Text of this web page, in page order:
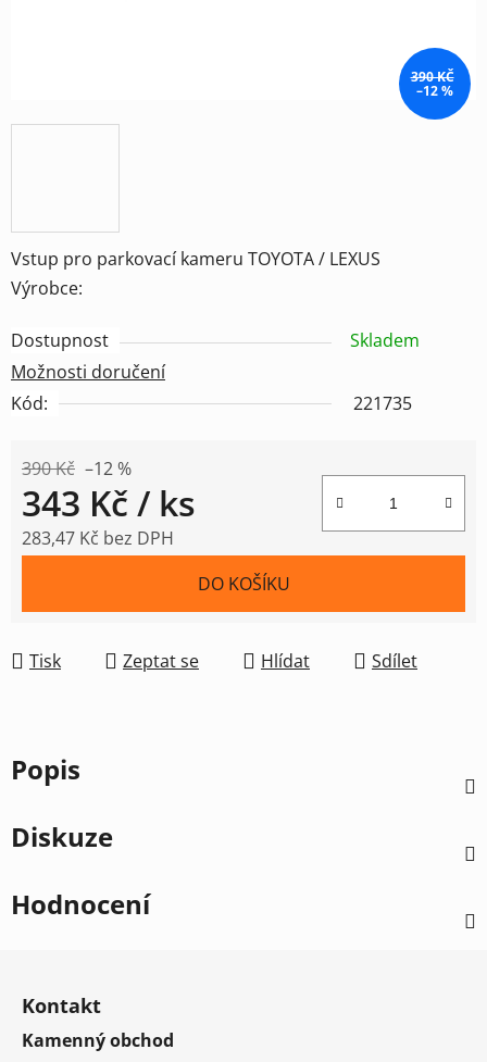
Vstup pro parkovací kameru TOYOTA / LEXUS
Výrobce:
Dostupnost
Skladem
Možnosti doručení
Kód:
221735
390 Kč –12 %
343 Kč / ks
283,47 Kč bez DPH
DO KOŠÍKU
Tisk Zeptat se Hlídat Sdílet
390 KČ
–12 %
Popis
Diskuze
Hodnocení
Kontakt
Kamenný obchod